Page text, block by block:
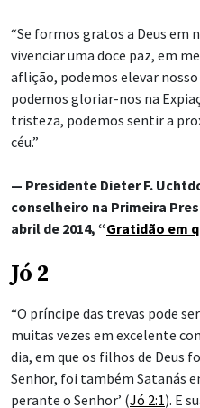
“Se formos gratos a Deus em
vivenciar uma doce paz, em
aflição, podemos elevar
podemos gloriar-nos na
tristeza, podemos sentir a
céu.”
— Presidente Dieter F.
conselheiro na Primeira
abril de 2014, “Gratidão em
Jó 2
“O príncipe das trevas pode
muitas vezes em excelente
dia, em que os filhos de Deus
Senhor, foi também Satanás
perante o Senhor’ (Jó 2:1). E